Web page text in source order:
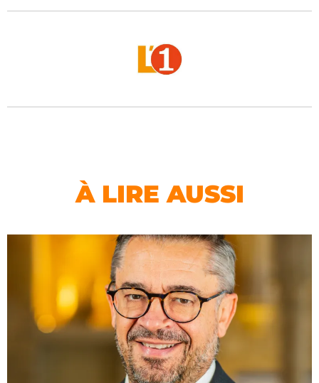
À LIRE AUSSI